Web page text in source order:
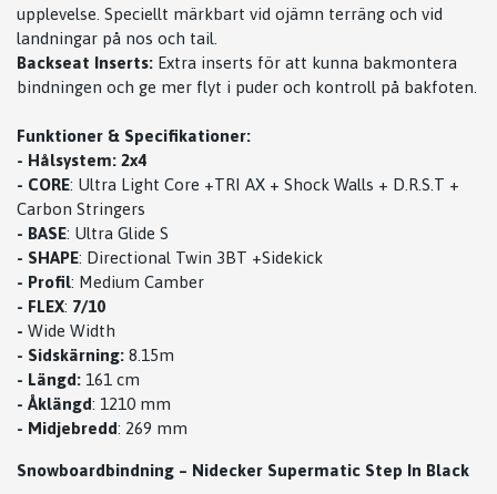
upplevelse. Speciellt märkbart vid ojämn terräng och vid
landningar på nos och tail.
Backseat Inserts: Extra inserts för att kunna bakmontera
bindningen och ge mer flyt i puder och kontroll på bakfoten.
Funktioner & Specifikationer:
- Hålsystem: 2x4
- CORE: Ultra Light Core +TRI AX + Shock Walls + D.R.S.T +
Carbon Stringers
- BASE: Ultra Glide S
- SHAPE: Directional Twin 3BT +Sidekick
- Profil: Medium Camber
- FLEX: 7/10
- Wide Width
- Sidskärning: 8.15m
- Längd: 161 cm
- Åklängd: 1210 mm
- Midjebredd: 269 mm
Snowboardbindning – Nidecker Supermatic Step In Black